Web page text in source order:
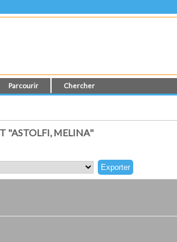
Parcourir Chercher
"ASTOLFI, MELINA"